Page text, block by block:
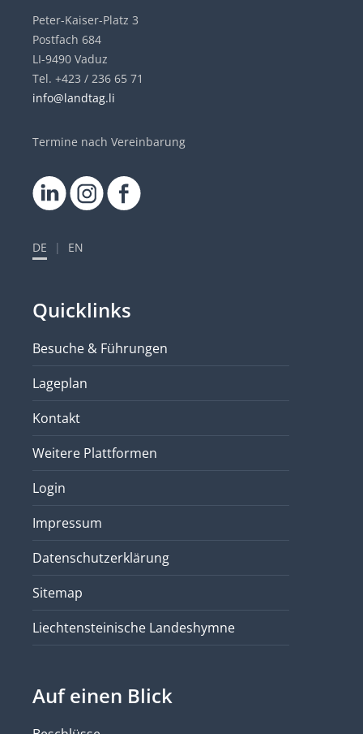
Peter-Kaiser-Platz 3
Postfach 684
LI-9490 Vaduz
Tel. +423 / 236 65 71
info@landtag.li
Termine nach Vereinbarung
DE | EN
Quicklinks
Besuche & Führungen
Lageplan
Kontakt
Weitere Plattformen
Login
Impressum
Datenschutzerklärung
Sitemap
Liechtensteinische Landeshymne
Auf einen Blick